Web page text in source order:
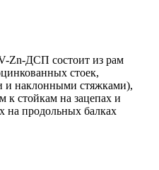
Zn-ДСП состоит из рам
стоек,
и наклонными стяжками),
к стойкам на зацепах и
продольных балках